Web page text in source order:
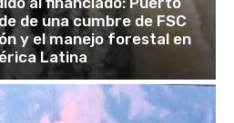
de una cumbre de FSC
y el manejo forestal en
Latina